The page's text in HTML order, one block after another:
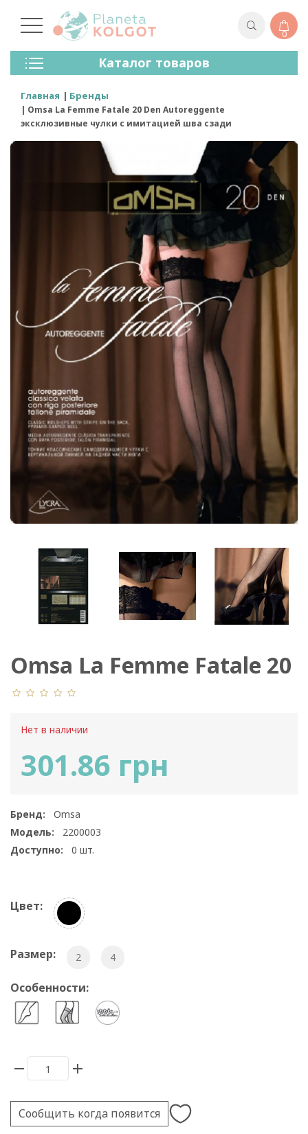
0
Каталог товаров
Колготки
Чулки
Лосины (леггинсы)
Носки И Гольфы
Спортивная Одежда
Главная Бренды
Omsa La Femme Fatale 20 Den Autoreggente
эксклюзивные чулки с имитацией шва сзади
Omsa La Femme Fatale 20
Den Autoreggente
Нет в наличии
301.86 грн
Бренд:
Omsa
Модель:
2200003
Доступно:
0 шт.
Цвет:
Размер: 2 4
Особенности:
Сообщить когда появится